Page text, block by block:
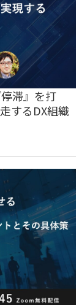
滞』を打
するDX組織